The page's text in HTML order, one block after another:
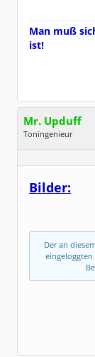
Man muß
ist!
Mr. Upduff
Toningenieur
Alter:
65
Beiträge:
Dabei seit:
Bilder:
Der an